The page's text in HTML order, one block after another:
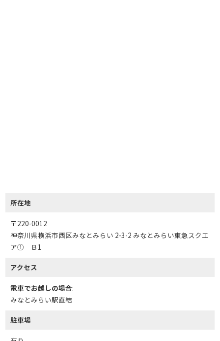
所在地
〒220-0012
神奈川県横浜市西区みなとみらい 2-3-2 みなとみらい東急スクエ
ア① Ｂ1
アクセス
電車でお越しの場合:
みなとみらい駅直結
駐車場